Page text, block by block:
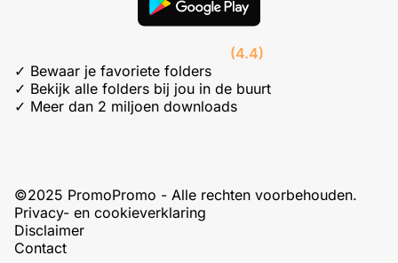
(4.4)
✓ Bewaar je favoriete folders
✓ Bekijk alle folders bij jou in de buurt
✓ Meer dan 2 miljoen downloads
©2025 PromoPromo - Alle rechten voorbehouden.
Privacy- en cookieverklaring
Disclaimer
Contact